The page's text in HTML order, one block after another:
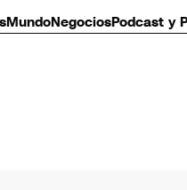
MundoNegociosPodcast y